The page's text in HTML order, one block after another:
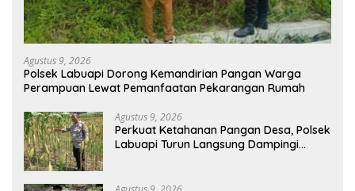
Agustus 9, 2026
Polsek Labuapi Dorong Kemandirian Pangan Warga
Perampuan Lewat Pemanfaatan Pekarangan Rumah
Agustus 9, 2026
Perkuat Ketahanan Pangan Desa, Polsek
Labuapi Turun Langsung Dampingi